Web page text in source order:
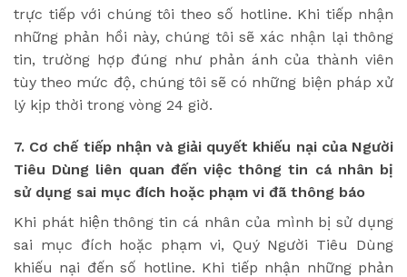
trực tiếp với chúng tôi theo số hotline. Khi tiếp nhận
những phản hồi này, chúng tôi sẽ xác nhận lại thông
tin, trường hợp đúng như phản ánh của thành viên
tùy theo mức độ, chúng tôi sẽ có những biện pháp xử
lý kịp thời trong vòng 24 giờ.
7. Cơ chế tiếp nhận và giải quyết khiếu nại của Người
Tiêu Dùng liên quan đến việc thông tin cá nhân bị
sử dụng sai mục đích hoặc phạm vi đã thông báo
Khi phát hiện thông tin cá nhân của mình bị sử dụng
sai mục đích hoặc phạm vi, Quý Người Tiêu Dùng
khiếu nại đến số hotline. Khi tiếp nhận những phản